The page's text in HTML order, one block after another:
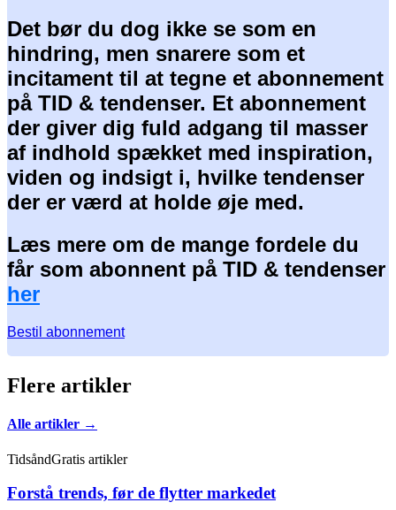
Det bør du dog ikke se som en
hindring, men snarere som et
incitament til at tegne et abonnement
på TID & tendenser. Et abonnement
der giver dig fuld adgang til masser
af indhold spækket med inspiration,
viden og indsigt i, hvilke tendenser
der er værd at holde øje med.
Læs mere om de mange fordele du
får som abonnent på TID & tendenser
her
Bestil abonnement
Flere artikler
Alle artikler →
TidsåndGratis artikler
Forstå trends, før de flytter markedet